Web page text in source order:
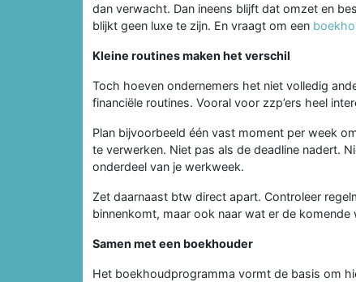
dan verwacht. Dan ineens blijft dat omzet en
blijkt geen luxe te zijn. En vraagt om een
Kleine routines maken het verschil
Toch hoeven ondernemers het niet volledig
financiële routines. Vooral voor zzp’ers heel
Plan bijvoorbeeld één vast moment per week
te verwerken. Niet pas als de deadline nadert.
onderdeel van je werkweek.
Zet daarnaast btw direct apart. Controleer
binnenkomt, maar ook naar wat er de komende
Samen met een boekhouder
Het boekhoudprogramma vormt de basis om